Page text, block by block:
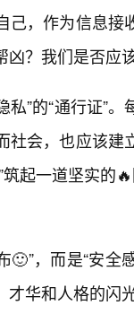
己，作为信息
凶？我们是否应
私”的“通行证”
社会，也应该
起一道坚实的
🙂”，而是“安
才华和人格的闪